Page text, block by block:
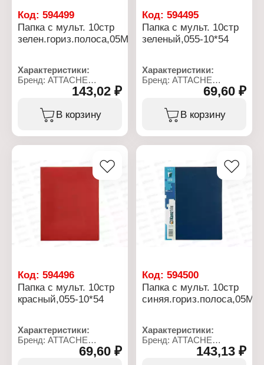
Код: 594499
Папка с мульт. 10стр
зелен.гориз.полоса,05М-10К*54
Характеристики:
Бренд: ATTACHE
Артикул: 05М-10К
Вариация: с
вкладышами
Количество вкладышей:
10 шт
Материал: пластик
143,02 ₽
В корзину
Код:594495
Папка с мульт. 10стр
зеленый,055-10*54
Характеристики:
Бренд: ATTACHE
Артикул: 055-10
Вариация: с
вкладышами
Количество вкладышей:
10 шт
Материал: пластик
69,60 ₽
В корзину
Код: 594496
Папка с мульт. 10стр
красный,055-10*54
Характеристики:
Бренд: ATTACHE
Артикул: 055-1069,60 ₽
Код:594500
Папка с мульт. 10стр
синяя.гориз.полоса,05М-
Характеристики:
Бренд: ATTACHE
Артикул: 05М-10К143,13 ₽